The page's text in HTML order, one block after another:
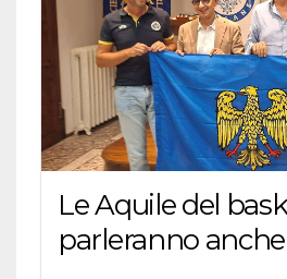
Le Aquile del
parleranno